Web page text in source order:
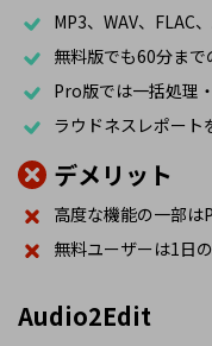
MP3、WAV、FLAC
無料版でも60分ま
Pro版では一括処理
ラウドネスレポート
デメリット
高度な機能の一部
無料ユーザーは1日
Audio2Edit